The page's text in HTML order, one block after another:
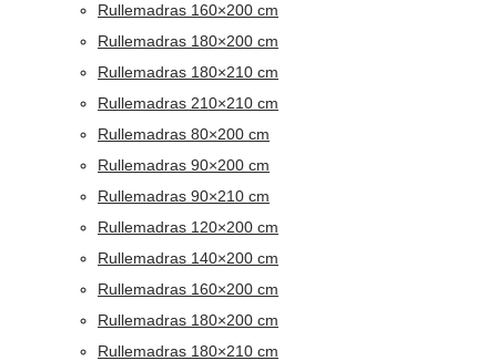
Rullemadras 160×200 cm
Rullemadras 180×200 cm
Rullemadras 180×210 cm
Rullemadras 210×210 cm
Rullemadras 80×200 cm
Rullemadras 90×200 cm
Rullemadras 90×210 cm
Rullemadras 120×200 cm
Rullemadras 140×200 cm
Rullemadras 160×200 cm
Rullemadras 180×200 cm
Rullemadras 180×210 cm